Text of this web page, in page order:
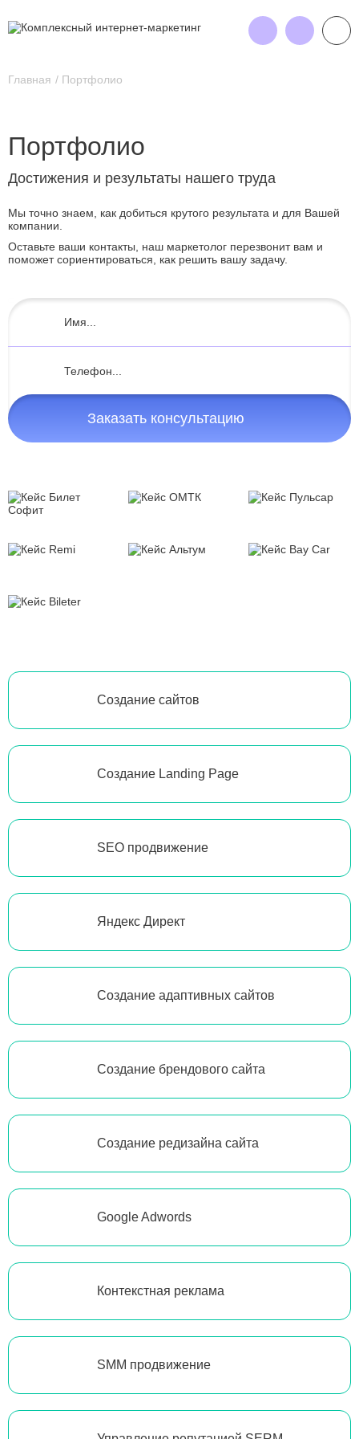
Главная Портфолио
Портфолио
Достижения и результаты нашего труда
Мы точно знаем, как добиться крутого результата и для Вашей
компании.
Оставьте ваши контакты, наш маркетолог перезвонит вам и
поможет сориентироваться, как решить вашу задачу.
Заказать консультацию
Создание сайтов
Создание Landing Page
SEO продвижение
Яндекс Директ
Создание адаптивных сайтов
Создание брендового сайта
Создание редизайна сайта
Google Adwords
Контекстная реклама
SMM продвижение